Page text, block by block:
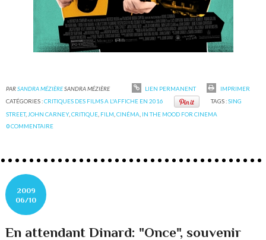
PARSANDRA MÉZIÈRESANDRA MÉZIÈRE LIEN PERMANENT
IMPRIMER
CATÉGORIES :CRITIQUES DES FILMS A L'AFFICHE EN 2016 TAGS :SING
STREET, JOHN CARNEY,CRITIQUE FILM ,CINÉMA IN THE MOOD FOR CINEMA
0COMMENTAIRE
2009
06/10
En attendant Dinard: "Once", souvenir